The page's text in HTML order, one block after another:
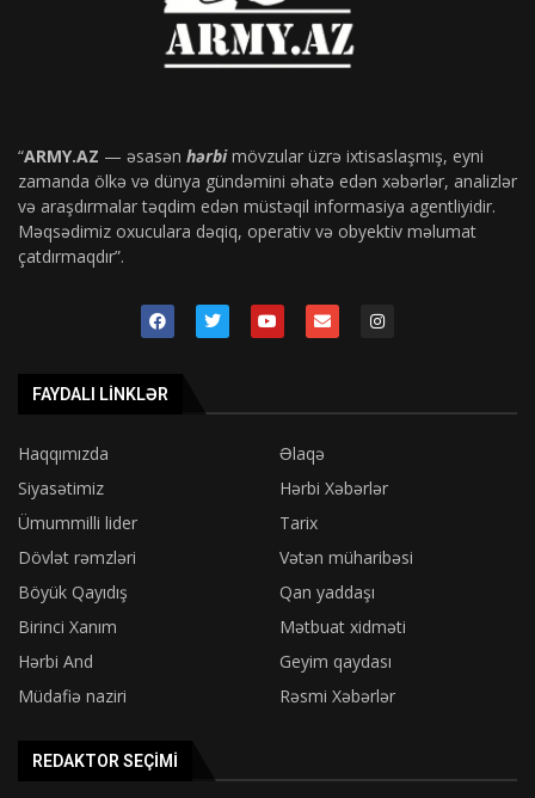
“ARMY.AZ — əsasən hərbimövzular üzrə ixtisaslaşmış, eyni
zamanda ölkə və dünya gündəmini əhatə edən xəbərlər, analizlər
və araşdırmalar təqdim edən müstəqil informasiya agentliyidir.
Məqsədimiz oxuculara dəqiq, operativ və obyektiv məlumat
çatdırmaqdır”.
FAYDALI LINKLƏR
Haqqımızda
Əlaqə
Siyasətimiz
Hərbi Xəbərlər
Ümummilli lider
Tarix
Dövlət rəmzləri
Vətən müharibəsi
Böyük Qayıdış
Qan yaddaşı
Birinci Xanım
Mətbuat xidməti
Hərbi And
Geyim qaydası
Müdafiə naziri
Rəsmi Xəbərlər
REDAKTOR SEÇIMI